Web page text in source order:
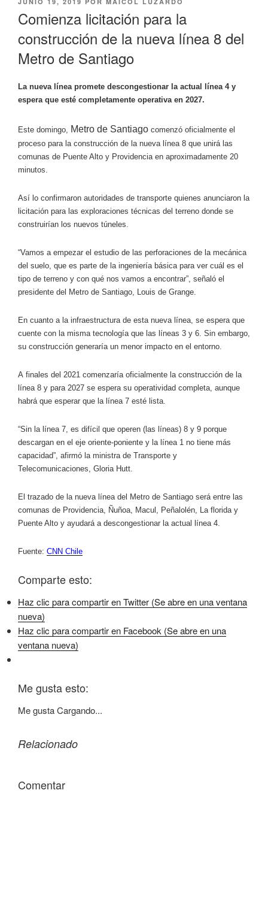
Comienza licitación para la
construcción de la nueva línea 8 del
Metro de Santiago
La nueva línea promete descongestionar la actual línea 4 y
espera que esté completamente operativa en 2027.
Este domingo, Metro de Santiago comenzó oficialmente el
proceso para la construcción de la nueva línea 8 que unirá las
comunas de Puente Alto y Providencia en aproximadamente 20
minutos.
Así lo confirmaron autoridades de transporte quienes anunciaron la
licitación para las exploraciones técnicas del terreno donde se
construirían los nuevos túneles.
“Vamos a empezar el estudio de las perforaciones de la mecánica
del suelo, que es parte de la ingeniería básica para ver cuál es el
tipo de terreno y con qué nos vamos a encontrar”, señaló el
presidente del Metro de Santiago, Louis de Grange.
En cuanto a la infraestructura de esta nueva línea, se espera que
cuente con la misma tecnología que las líneas 3 y 6. Sin embargo,
su construcción generaría un menor impacto en el entorno.
A finales del 2021 comenzaría oficialmente la construcción de la
línea 8 y para 2027 se espera su operatividad completa, aunque
habrá que esperar que la línea 7 esté lista.
“Sin la línea 7, es difícil que operen (las líneas) 8 y 9 porque
descargan en el eje oriente-poniente y la línea 1 no tiene más
capacidad”, afirmó la ministra de Transporte y
Telecomunicaciones, Gloria Hutt.
El trazado de la nueva línea del Metro de Santiago será entre las
comunas de Providencia, Ñuñoa, Macul, Peñalolén, La florida y
Puente Alto y ayudará a descongestionar la actual línea 4.
Fuente: CNN Chile
Comparte esto:
Haz clic para compartir en Twitter (Se abre en una ventana
nueva)
Haz clic para compartir en Facebook (Se abre en una
ventana nueva)
Me gusta esto:
Me gustaCargando...
Relacionado
Comentar